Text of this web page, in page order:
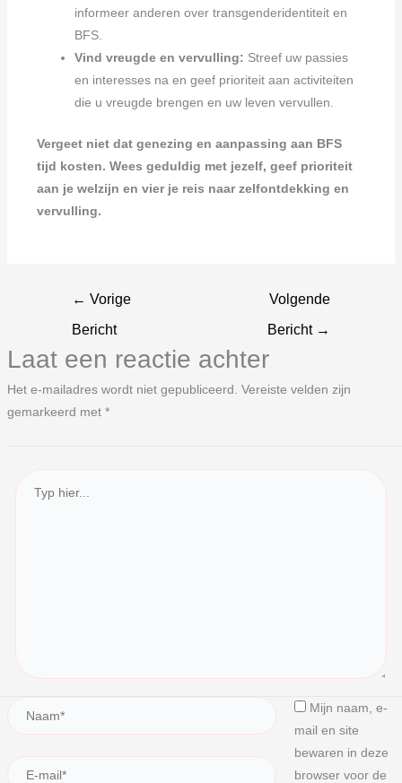
informeer anderen over transgenderidentiteit en
BFS.
Vind vreugde en vervulling: Streef uw passies
en interesses na en geef prioriteit aan activiteiten
die u vreugde brengen en uw leven vervullen.
Vergeet niet dat genezing en aanpassing aan BFS
tijd kosten. Wees geduldig met jezelf, geef prioriteit
aan je welzijn en vier je reis naar zelfontdekking en
vervulling.
← Vorige
Bericht
Volgende
Bericht →
Laat een reactie achter
Het e-mailadres wordt niet gepubliceerd. Vereiste velden zijn
gemarkeerd met *
Mijn naam, e-
mail en site
bewaren in deze
browser voor de